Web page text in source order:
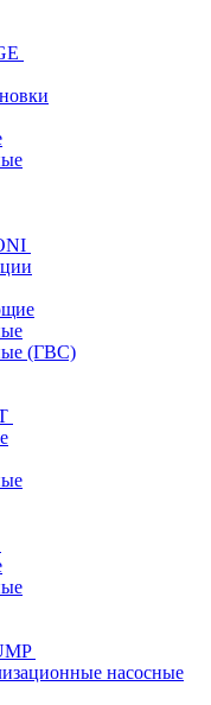
(ГВС)
насосные